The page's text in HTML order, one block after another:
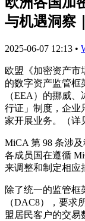
与机遇洞察
2025-06-07 12:13 •
欧盟《加密资产市
的数字资产监管框
（EEA）的挪威
行证」制度，企业
家开展业务。（详
MiCA 第 98 条涉
各成员国在遵循
来调整和制定相应
除了统一的监管框
（DAC8），要求
盟居民客户的交易